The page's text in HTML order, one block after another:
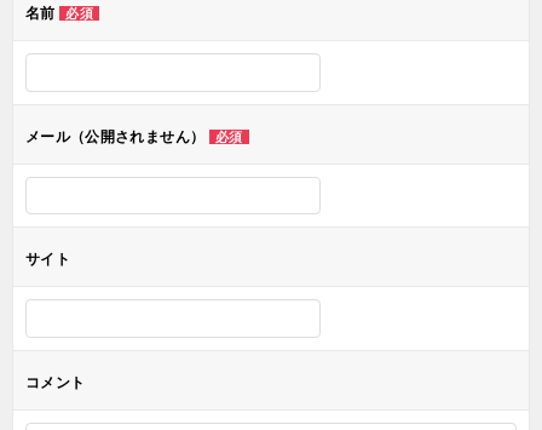
ー
ン
名前 必須
メール（公開されません） 必須
サイト
コメント